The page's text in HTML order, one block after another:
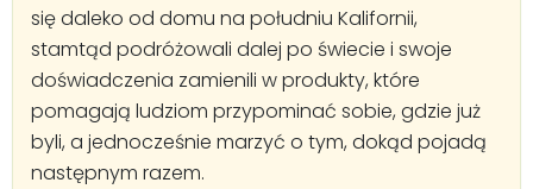
się daleko od domu na południu Kalifornii,
stamtąd podróżowali dalej po świecie i swoje
doświadczenia zamienili w produkty, które
pomagają ludziom przypominać sobie, gdzie już
byli, a jednocześnie marzyć o tym, dokąd pojadą
następnym razem.